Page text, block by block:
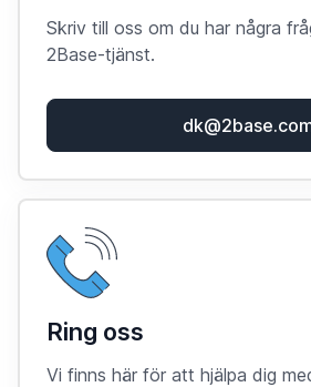
Skriv till oss om du har några
2Base-tjänst.
Ring oss
Vi finns här för att hjälpa dig